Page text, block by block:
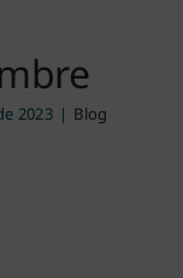
2023 | Blog